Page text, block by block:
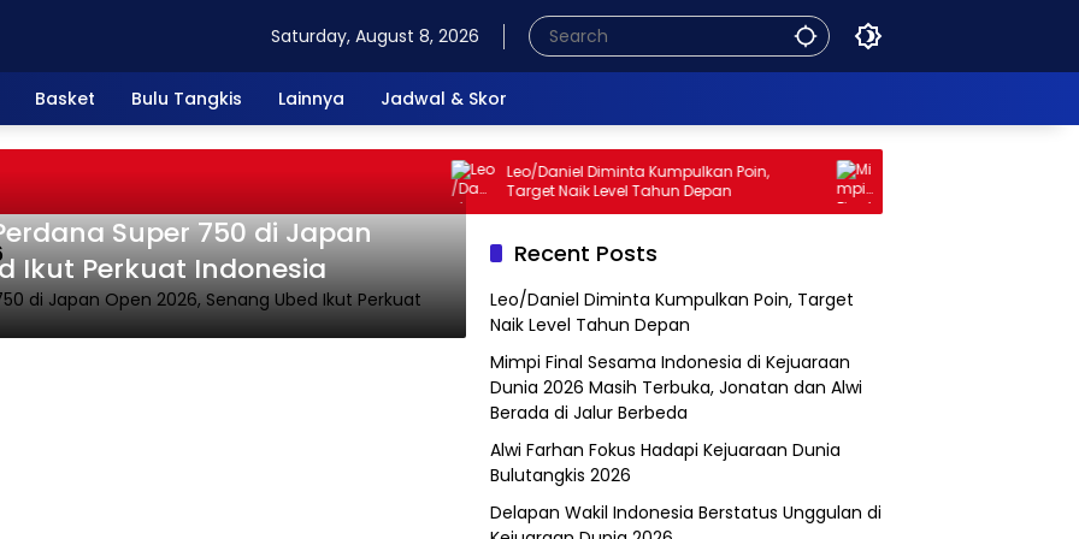
Saturday, August 8, 2026
Basket Bulu Tangkis Lainnya Jadwal & Skor
Leo/Daniel Diminta Kumpulkan Poin,
Target Naik Level Tahun Depan
Mimpi Final Sesama
Kejuaraan Dunia 2026
Jonatan dan Alwi Berada di
Super 750 di Japan
Ikut Perkuat Indonesia
Recent Posts
Leo/Daniel Diminta Kumpulkan Poin, Target
Naik Level Tahun Depan
Mimpi Final Sesama Indonesia di Kejuaraan
Dunia 2026 Masih Terbuka, Jonatan dan Alwi
Berada di Jalur Berbeda
Alwi Farhan Fokus Hadapi Kejuaraan Dunia
Bulutangkis 2026
Delapan Wakil Indonesia Berstatus Unggulan di